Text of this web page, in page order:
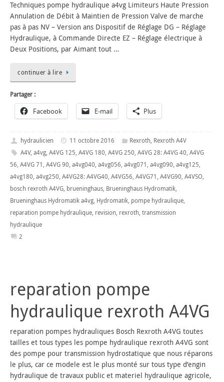
Techniques pompe hydraulique a4vg Limiteurs Haute Pression
Annulation de Débit à Maintien de Pression Valve de marche
pas à pas NV – Version ans Dispositif de Réglage DG – Réglage
Hydraulique, à Commande Directe EZ – Réglage électrique à
Deux Positions, par Aimant tout …
continuer à lire
Partager :
Facebook E-mail Plus
hydraulicien 11 octobre 2016 Rexroth, Rexroth A4V
A4V, a4vg, A4VG 125, A4VG 180, A4VG 250, A4VG 28: A4VG 40, A4VG
56, A4VG 71, A4VG 90, a4vg040, a4vg056, a4vg071, a4vg090, a4vg125,
a4vg180, a4vg250, A4VG28: A4VG40, A4VG56, A4VG71, A4VG90, A4VSO,
bosch rexroth A4VG, brueninghaus, Brueninghaus Hydromatik,
Brueninghaus Hydromatik a4vg, Hydromatik, pompe hydraulique,
reparation pompe hydraulique, revision, rexroth, transmission
hydraulique
2
reparation pompe
hydraulique rexroth A4VG
reparation pompes hydrauliques Bosch Rexroth A4VG toutes
tailles et tous types les pompe hydraulique rexroth A4VG sont
des pompe pour transmission hydrostatique que nous réparons
le plus, car ce modele est le plus monté sur tous type d’engin
hydraulique de travaux public et materiel hydraulique agricole,